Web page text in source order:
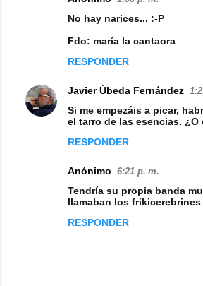
n
t
No hay narices... :-P
Fdo: maría la cantaora
RESPONDER
Javier Úbeda Fernández
Si me empezáis a picar,
el tarro de las esencias. ¿O
RESPONDER
Anónimo 6:21 p. m.
Tendría su propia banda
llamaban los frikicerebrines
RESPONDER